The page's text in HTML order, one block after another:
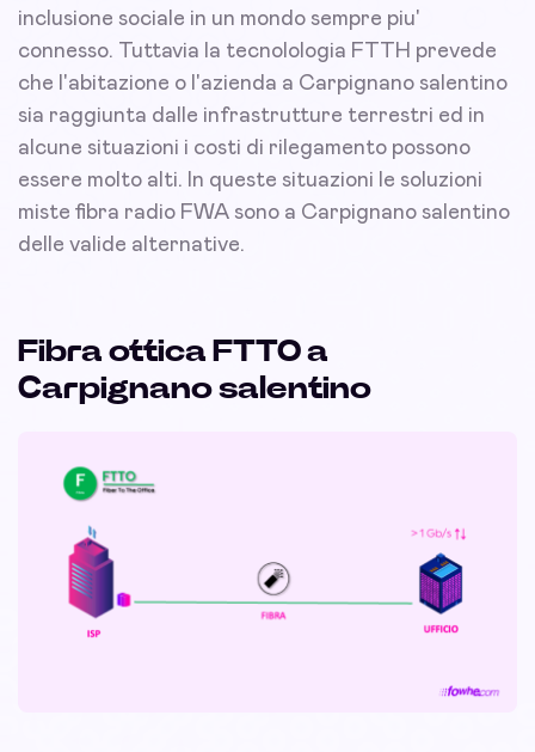
inclusione sociale in un mondo sempre piu'
connesso. Tuttavia la tecnolologia FTTH prevede
che l'abitazione o l'azienda a Carpignano salentino
sia raggiunta dalle infrastrutture terrestri ed in
alcune situazioni i costi di rilegamento possono
essere molto alti. In queste situazioni le soluzioni
miste fibra radio FWA sono a Carpignano salentino
delle valide alternative.
Fibra ottica FTTO a
Carpignano salentino